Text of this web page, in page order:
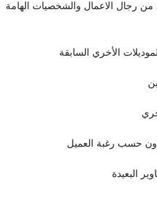
من رجال الاعمال والشخصيات الهامة
حسب رغبة العميل